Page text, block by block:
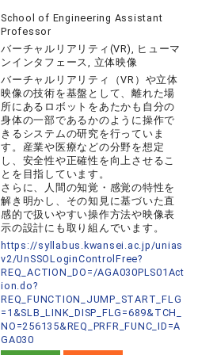
School of Engineering Assistant
Professor
バーチャルリアリティ(VR), ヒューマ
ンインタフェース, 立体映像
バーチャルリアリティ（VR）や立体
映像の技術を基盤として、離れた場
所にあるロボットをあたかも自分の
身体の一部であるかのように操作で
きるシステムの研究を行っていま
す。産業や医療などの分野を想定
し、安全性や正確性を向上させるこ
とを目指しています。
さらに、人間の知覚・感覚の特性を
解き明かし、その知見に基づいた直
感的で扱いやすい操作方法や映像表
示の設計にも取り組んでいます。
https://syllabus.kwansei.ac.jp/unias
v2/UnSSOLoginControlFree?
REQ_ACTION_DO=/AGA030PLS01Act
ion.do?
REQ_FUNCTION_JUMP_START_FLG
=1&SLB_LINK_DISP_FLG=689&TCH_
NO=256135&REQ_PRFR_FUNC_ID=A
GA030